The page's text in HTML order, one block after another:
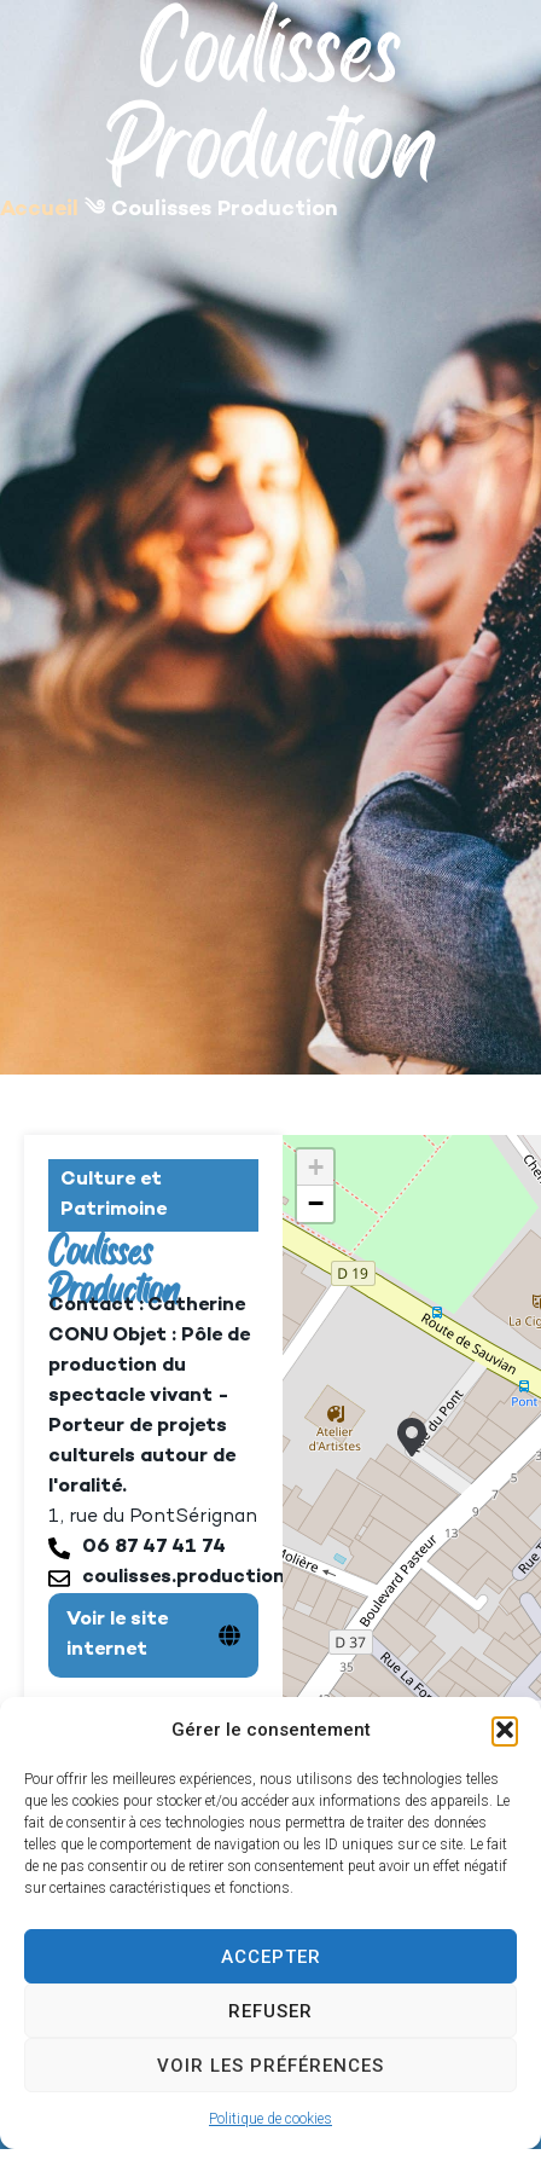
Gérer le consentement
Pour offrir les meilleures expériences, nous utilisons des technologies telles
que les cookies pour stocker et/ou accéder aux informations des appareils. Le
fait de consentir à ces technologies nous permettra de traiter des données
telles que le comportement de navigation ou les ID uniques sur ce site. Le fait
de ne pas consentir ou de retirer son consentement peut avoir un effet négatif
sur certaines caractéristiques et fonctions.
ACCEPTER
REFUSER
VOIR LES PRÉFÉRENCES
Politique de cookies
Coulisses
Production
Accueil ༄ Coulisses Production
Culture et
Patrimoine
Coulisses
Production
Contact : Catherine
CONU Objet : Pôle de
production du
spectacle vivant -
Porteur de projets
culturels autour de
l'oralité.
1, rue du PontSérignan
06 87 47 41 74
coulisses.production@gmail.com
Voir le site
internet
+
−
contributors
Mairie de SÉRIGNAN